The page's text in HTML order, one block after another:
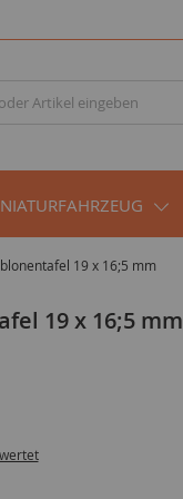
19 x 16;5 mm
19 x 16;5 mm